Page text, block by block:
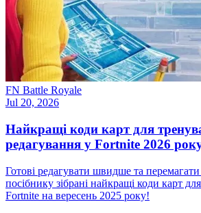
FN Battle Royale
Jul 20, 2026
Найкращі коди карт для
редагування у Fortnite 2026
Готові редагувати швидше та
посібнику зібрані найкращі коди карт
Fortnite на вересень 2025 року!